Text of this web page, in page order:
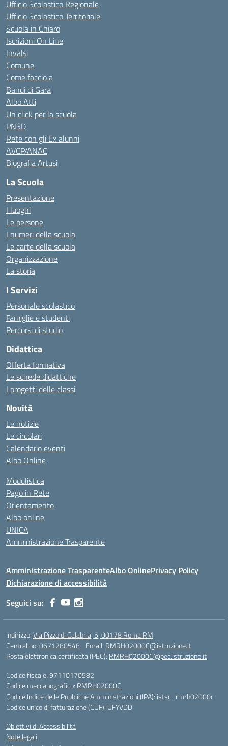
Ufficio Scolastico Regionale
Ufficio Scolastico Territoriale
Scuola in Chiaro
Iscrizioni On Line
Invalsi
Comune
Come faccio a
Bandi di Gara
Albo Atti
Un click per la scuola
PNSD
Rete con gli Ex alunni
AVCP/ANAC
Biografia Artusi
La Scuola
Presentazione
I luoghi
Le persone
I numeri della scuola
Le carte della scuola
Organizzazione
La storia
I Servizi
Personale scolastico
Famiglie e studenti
Percorsi di studio
Didattica
Offerta formativa
Le schede didattiche
I progetti delle classi
Novità
Le notizie
Le circolari
Calendario eventi
Albo Online
Modulistica
Pago in Rete
Orientamento
Albo online
UNICA
Amministrazione Trasparente
Amministrazione TrasparenteAlbo OnlinePrivacy Policy
Dichiarazione di accessibilità
Seguici su:
Indirizzo:Via Pizzo di Calabria, 5, 00178 Roma RM
Centralino:0671280548 Email: RMRH02000C@istruzione.it
Posta elettronica certificata (PEC): RMRH02000C@pec.istruzione.it
Codice fiscale: 97110170582
Codice meccanografico: RMRH02000C
Codice Indice delle Pubbliche Amministrazioni (IPA): istsc_rmrh02000c
Codice unico di fatturazione (CUF): UFYVDD
Obiettivi di Accessibilità
Note legali